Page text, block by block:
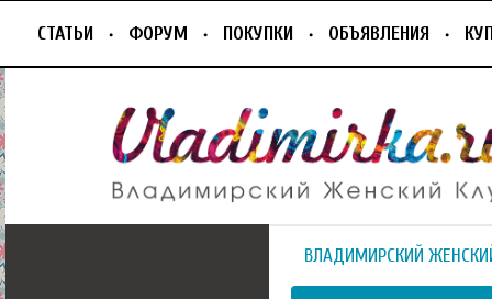
СТАТЬИ ФОРУМ ПОКУПКИ ОБЪЯВЛЕНИЯ
ВЛАДИМИРСКИЙ